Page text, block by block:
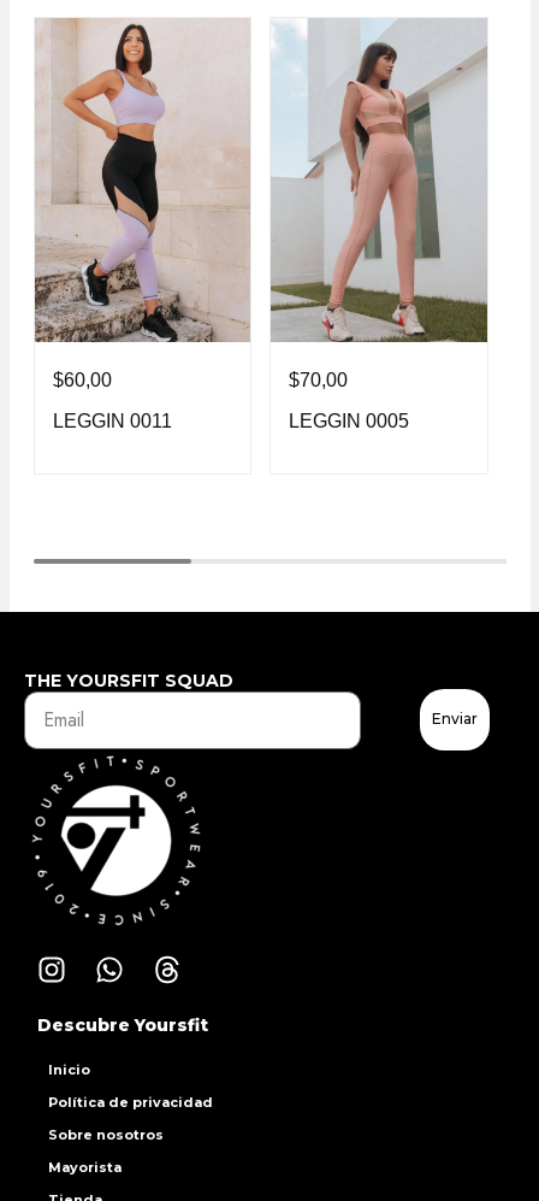
$60,00
LEGGIN 0011
$70,00
LEGGIN 0005
THE YOURSFIT SQUAD
Enviar
Inicio
Política de privacidad
Sobre nosotros
Mayorista
Descubre Yoursfit